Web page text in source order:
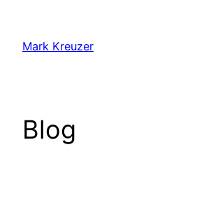
springen
Mark Kreuzer
Blog